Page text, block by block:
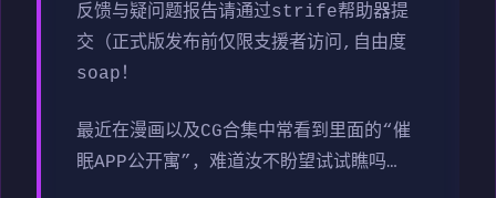
反馈与疑问题报告请通过strife帮助器提
交（正式版发布前仅限支援者访问,自由度
soap！
最近在漫画以及CG合集中常看到里面的“催
眠APP公开寓”，难道汝不盼望试试瞧吗…